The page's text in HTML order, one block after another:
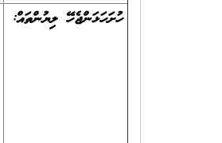
ހުށަހަޅަންޖެހޭ ލިޔުންތައް: